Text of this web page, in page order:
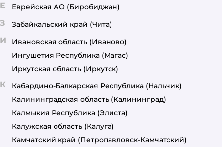
Е Еврейская АО (Биробиджан)
З Забайкальский край (Чита)
И Ивановская область (Иваново)
Ингушетия Республика (Магас)
Иркутская область (Иркутск)
К Кабардино-Балкарская Республика (Нальчик)
Калининградская область (Калининград)
Калмыкия Республика (Элиста)
Калужская область (Калуга)
Камчатский край (Петропавловск-Камчатский)